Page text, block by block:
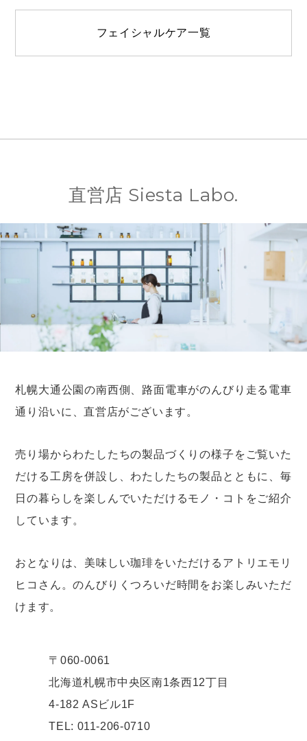
フェイシャルケア一覧
直営店 Siesta Labo.
札幌大通公園の南西側、路面電車がのんびり走る電車
通り沿いに、直営店がございます。
売り場からわたしたちの製品づくりの様子をご覧いた
だける工房を併設し、 わたしたちの製品とともに、毎
日の暮らしを楽しんでいただけるモノ・コトをご紹介
しています。
おとなりは、美味しい珈琲をいただけるアトリエモリ
ヒコさん。のんびりくつろいだ時間をお楽しみいただ
けます。
〒060-0061
北海道札幌市中央区南1条西12丁目
4-182 ASビル1F
TEL: 011-206-0710